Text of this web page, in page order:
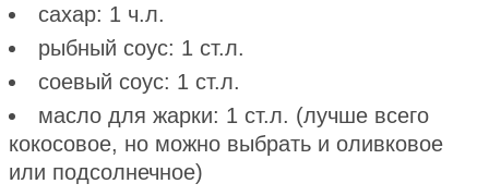
сахар: 1 ч.л.
рыбный соус: 1 ст.л.
соевый соус: 1 ст.л.
масло для жарки: 1 ст.л. (лучше всего
кокосовое, но можно выбрать и оливковое
или подсолнечное)